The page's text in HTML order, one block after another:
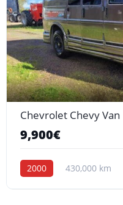
Chevrolet Chevy Van
9,900€
2000 430,000 km